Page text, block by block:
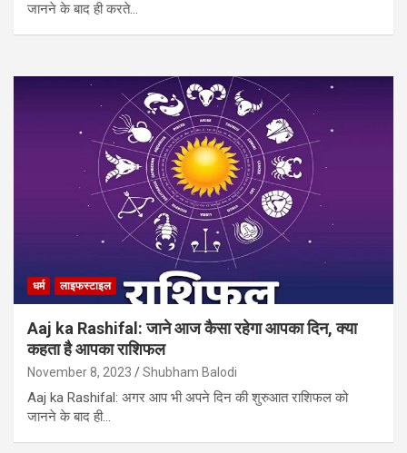
जानने के बाद ही करते…
धर्म लाइफस्टाइल
Aaj ka Rashifal: जाने आज कैसा रहेगा आपका दिन, क्या
कहता है आपका राशिफल
November 8, 2023 Shubham Balodi
Aaj ka Rashifal: अगर आप भी अपने दिन की शुरुआत राशिफल को
जानने के बाद ही…